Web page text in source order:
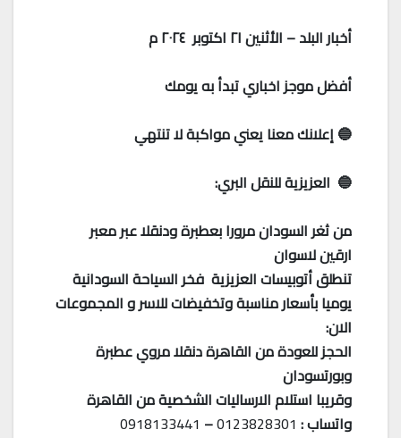
أخبار البلد – الأثنين ٢١ اكتوبر ٢٠٢٤ م
أفضل موجز اخباري تبدأ به يومك
🔵 إعلانك معنا يعني مواكبة لا تنتهي
🔵 العزيزية للنقل البري:
من ثغر السودان مرورا بعطبرة ودنقلا عبر معبر
ارقين لاسوان
تنطلق أتوبيسات العزيزية فخر السياحة السودانية
يوميا بأسعار مناسبة وتخفيضات للاسر و المجموعات
الان:
الحجز للعودة من القاهرة دنقلا مروي عطبرة
وبورتسودان
وقريبا استلام الارساليات الشخصية من القاهرة
واتساب : 0123828301
–
0918133441